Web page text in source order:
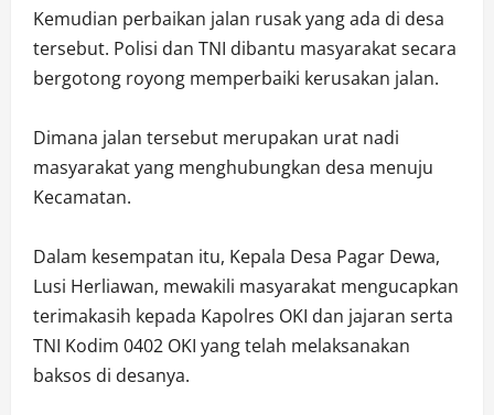
Kemudian perbaikan jalan rusak yang ada di desa
tersebut. Polisi dan TNI dibantu masyarakat secara
bergotong royong memperbaiki kerusakan jalan.
Dimana jalan tersebut merupakan urat nadi
masyarakat yang menghubungkan desa menuju
Kecamatan.
Dalam kesempatan itu, Kepala Desa Pagar Dewa,
Lusi Herliawan, mewakili masyarakat mengucapkan
terimakasih kepada Kapolres OKI dan jajaran serta
TNI Kodim 0402 OKI yang telah melaksanakan
baksos di desanya.